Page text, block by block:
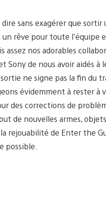
sans exagérer que sortir
rêve pour toute l’équipe
assez nos adorables
Sony de nous avoir aidés à
ne signe pas la fin du
évidemment à rester à
des corrections de
de nouvelles armes,
rejouabilité de Enter the
possible.